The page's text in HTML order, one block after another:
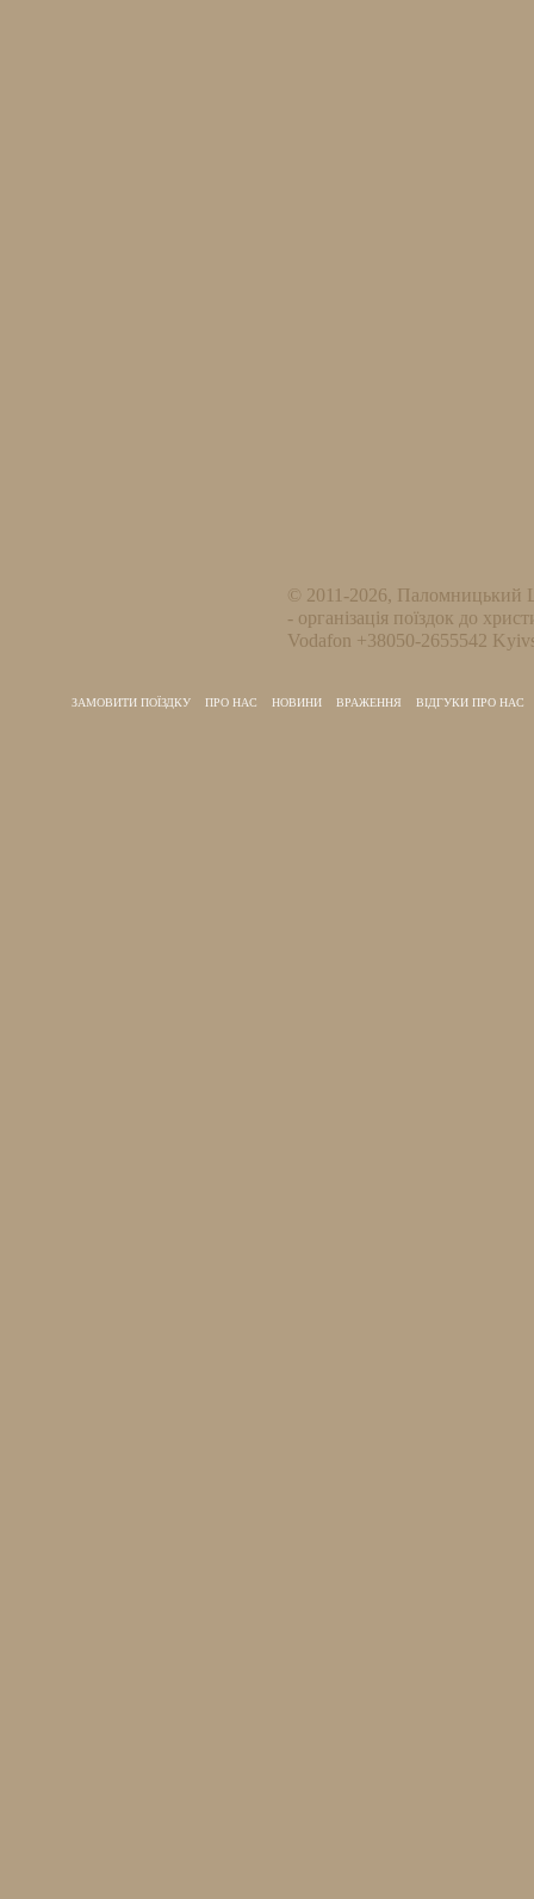
© 2011-2026, Паломницький
- організація поїздок до
Vodafon +38050-2655542
ЗАМОВИТИ ПОЇЗДКУ ПРО НАС НОВИНИ ВРАЖЕННЯ ВІДГУКИ ПРО НАС